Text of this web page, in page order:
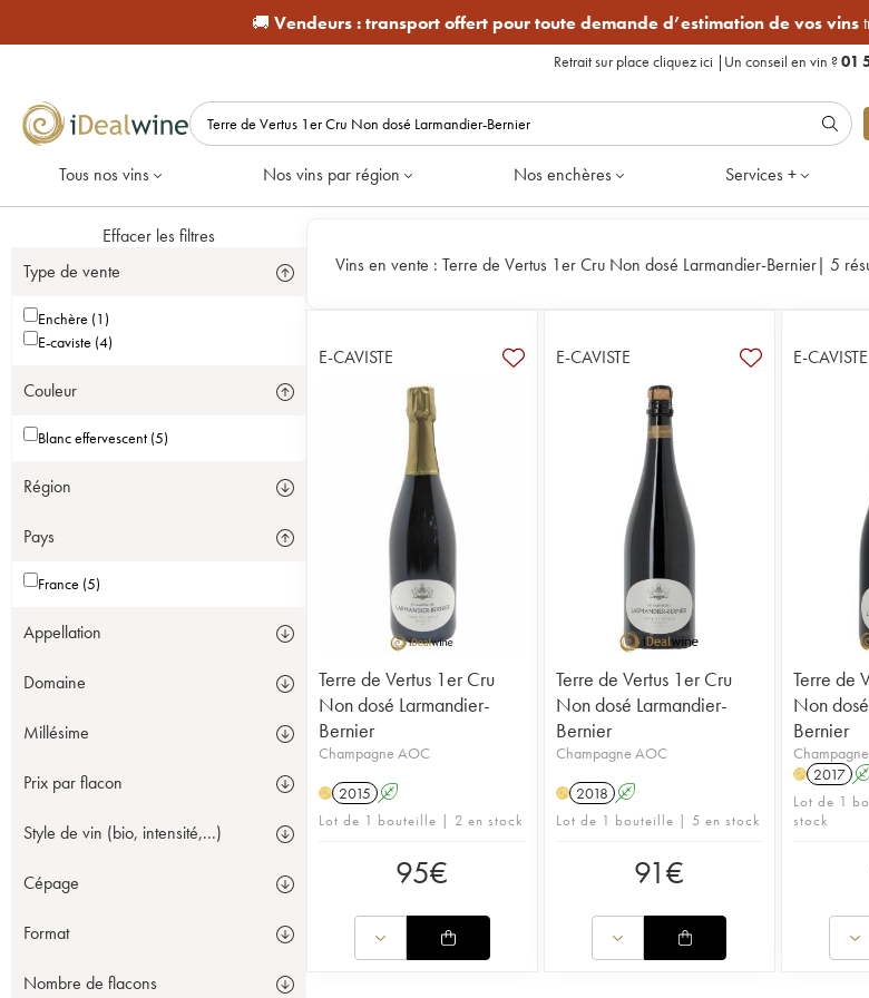
🚚 Vendeurs :transport offert pour toute demande d’estimation de vos vins
Retrait sur place cliquez ici | Un conseil en vin ?01
Tous nos vins Nos vins par région Nos enchères Services +
Effacer les filtres
Type de vente
Enchère (1)
E-caviste (4)
Couleur
Blanc effervescent (5)
Région
Pays
France (5)
Appellation
Domaine
Millésime
Prix par flacon
Style de vin (bio, intensité,...)
Cépage
Format
Nombre de flacons
Vins en vente : Terre de Vertus 1er Cru Non dosé Larmandier-Bernier| 5
E-CAVISTE
Terre de Vertus 1er Cru
Non dosé Larmandier-
Bernier
Champagne AOC
H 2015 A
Lot de 1 bouteille | 2 en stock
95€
E-CAVISTE
Terre de Vertus 1er Cru
Non dosé Larmandier-
Bernier
Champagne AOC
H 2018 A
Lot de 1 bouteille | 5 en stock
91€
E-CAVISTE
Terre de
Non
Bernier
H 2017
Lot de 1
stock